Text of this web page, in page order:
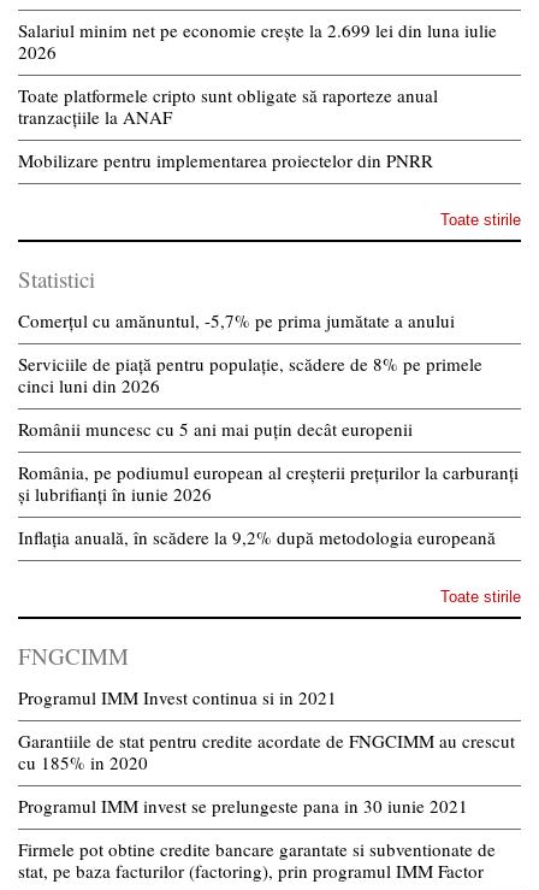
Salariul minim net pe economie crește la 2.699 lei din luna iulie
2026
Toate platformele cripto sunt obligate să raporteze anual
tranzacțiile la ANAF
Mobilizare pentru implementarea proiectelor din PNRR
Toate stirile
Statistici
Comerțul cu amănuntul, -5,7% pe prima jumătate a anului
Serviciile de piață pentru populație, scădere de 8% pe primele
cinci luni din 2026
Românii muncesc cu 5 ani mai puțin decât europenii
România, pe podiumul european al creșterii prețurilor la carburanți
și lubrifianți în iunie 2026
Inflația anuală, în scădere la 9,2% după metodologia europeană
Toate stirile
FNGCIMM
Programul IMM Invest continua si in 2021
Garantiile de stat pentru credite acordate de FNGCIMM au crescut
cu 185% in 2020
Programul IMM invest se prelungeste pana in 30 iunie 2021
Firmele pot obtine credite bancare garantate si subventionate de
stat, pe baza facturilor (factoring), prin programul IMM Factor